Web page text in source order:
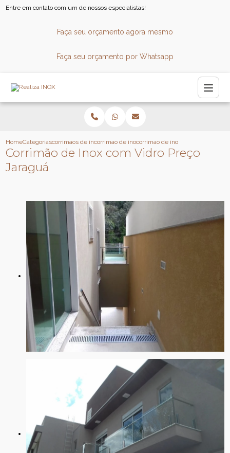
Entre em contato com um de nossos especialistas!
Faça seu orçamento agora mesmo
Faça seu orçamento por Whatsapp
HomeCategoriascorrimaos de inoxcorrimao de inox sob medidacorrimao de inox com vidro preco
Corrimão de Inox com Vidro Preço
Jaraguá